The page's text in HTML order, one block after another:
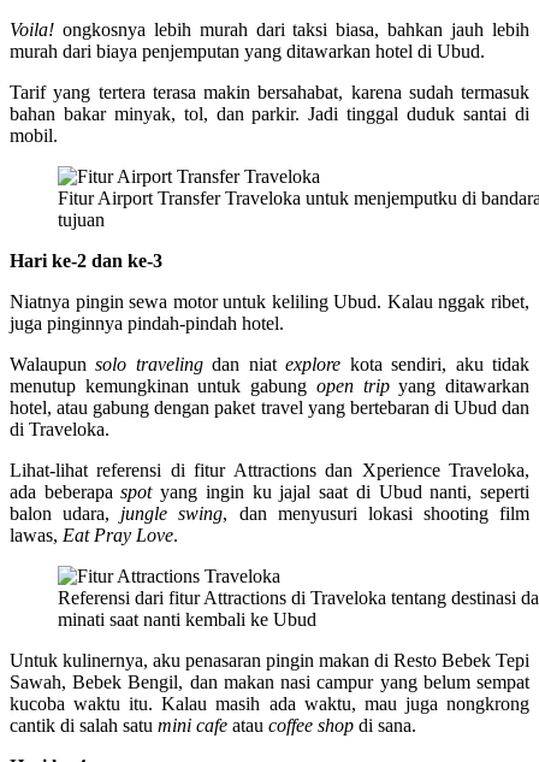
Voila! ongkosnya lebih murah dari taksi biasa, bahkan jauh lebih
murah dari biaya penjemputan yang ditawarkan hotel di Ubud.
Tarif yang tertera terasa makin bersahabat, karena sudah termasuk
bahan bakar minyak, tol, dan parkir. Jadi tinggal duduk santai di
mobil.
Fitur Airport Transfer Traveloka untuk menjemputku di
tujuan
Hari ke-2 dan ke-3
Niatnya pingin sewa motor untuk keliling Ubud. Kalau nggak ribet,
juga pinginnya pindah-pindah hotel.
Walaupunsolo travelingdan niatexplore kota sendiri, aku tidak
menutup kemungkinan untuk gabung open tripyang ditawarkan
hotel, atau gabung dengan paket travel yang bertebaran di Ubud dan
di Traveloka.
Lihat-lihat referensi di fitur Attractions dan Xperience Traveloka,
ada beberapaspotyang ingin ku jajal saat di Ubud nanti, seperti
balon udara, jungle swing, dan menyusuri lokasi shooting film
lawas, Eat Pray Love.
Referensi dari fitur Attractions di Traveloka tentang destinasi
minati saat nanti kembali ke Ubud
Untuk kulinernya, aku penasaran pingin makan di Resto Bebek Tepi
Sawah, Bebek Bengil, dan makan nasi campur yang belum sempat
kucoba waktu itu. Kalau masih ada waktu, mau juga nongkrong
cantik di salah satu mini cafe atau coffee shop di sana.